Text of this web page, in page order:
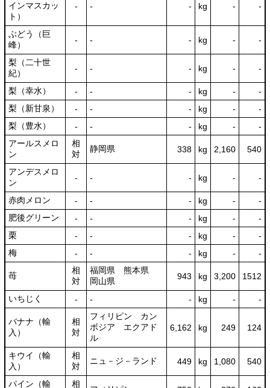
インマスカッ
ト）
‐ ‐ ‐ kg - ‐
ぶどう（巨
峰）
‐ ‐ ‐ kg - ‐
梨（二十世
紀）
‐ ‐ ‐ kg - ‐
梨（幸水） ‐ ‐ ‐ kg -
‐
梨（新甘泉）
‐ ‐ ‐ kg -
‐
梨（豊水）
‐ ‐ ‐ kg -
‐
アールスメロ
ン
相
対
静岡県 338 kg 2,160 540
アンデスメロ
ン
‐ ‐ ‐ kg - ‐
赤肉メロン ‐ ‐ ‐ kg -
‐
肥後グリーン
‐ ‐ ‐ kg -
‐
栗
‐ ‐ ‐ kg -
‐
梅
‐ ‐ ‐ kg - ‐
苺
相
対
福岡県 熊本県
岡山県
943 kg 3,200 1512
いちじく ‐ ‐ ‐ kg - ‐
バナナ（輸
入）
相
対
フィリピン カン
ボジア エクアド
ル
6,162 kg 249 124
キウイ（輸
入）
相
対
ニュ－ジ－ランド 449 kg 1,080 540
パイン（輸 相